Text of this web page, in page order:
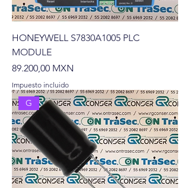
HONEYWELL S7830A1005 PLC
MODULE
Precio
89.200,00 MXN
Impuesto incluido
G